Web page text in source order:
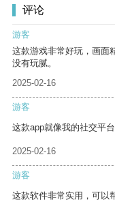
评论
游客
这款游戏非常好玩，画面
没有玩腻。
2025-02-16
游客
这款app就像我的社交平
2025-02-16
游客
这款软件非常实用，可以